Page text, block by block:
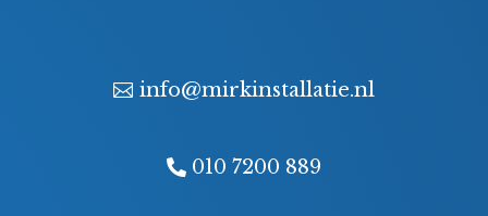
info@mirkinstallatie.nl
010 7200 889